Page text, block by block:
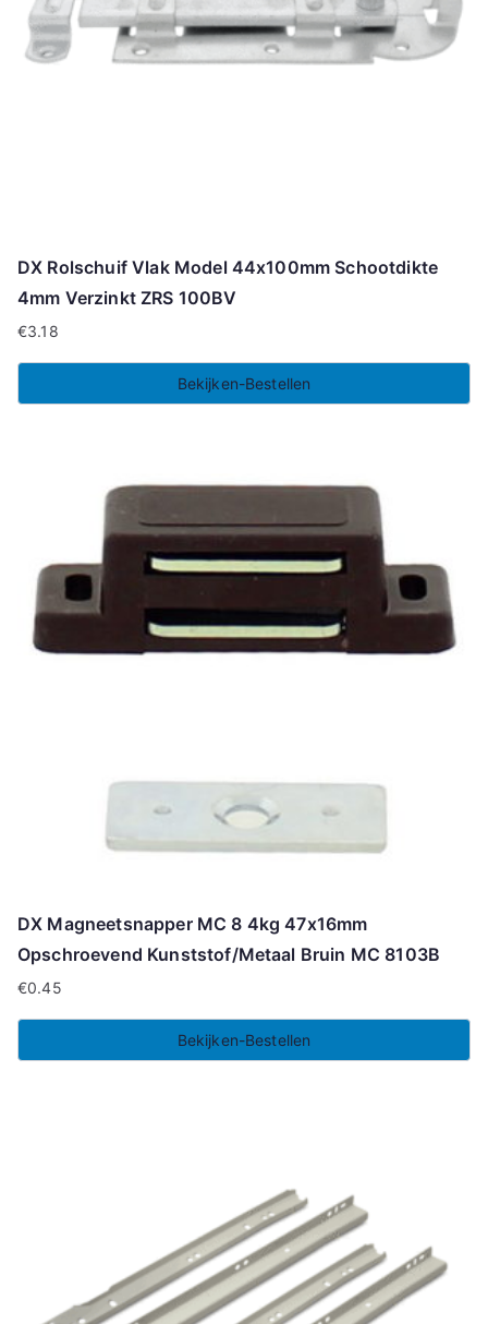
DX Rolschuif Vlak Model 44x100mm Schootdikte
4mm Verzinkt ZRS 100BV
€3.18
Bekijken-Bestellen
DX Magneetsnapper MC 8 4kg 47x16mm
Opschroevend Kunststof/Metaal Bruin MC 8103B
€0.45
Bekijken-Bestellen